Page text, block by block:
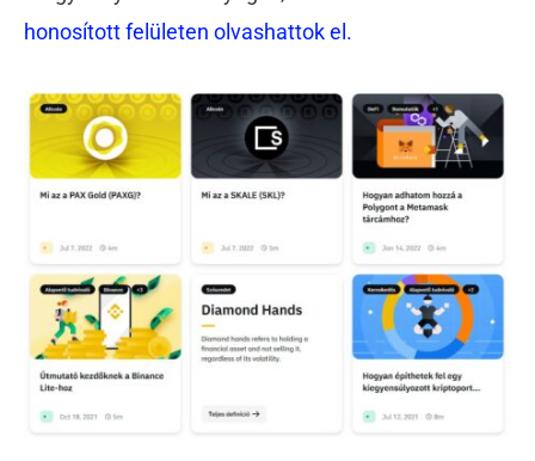
honosított felületen olvashattok el.